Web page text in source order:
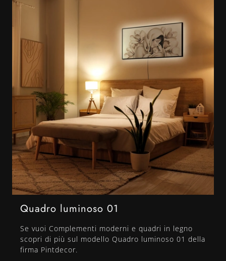
Quadro luminoso 01
Se vuoi Complementi moderni e quadri in legno
scopri di più sul modello Quadro luminoso 01 della
firma Pintdecor.